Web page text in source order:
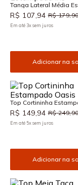
Tanga Lateral Média
Íris
R$ 107 94 R$ 179,
Em até 3xsem juros
Adicionar na
Top Cortininha
R$ 149 94 R$ 249,
Em até 5xsem juros
Adicionar na